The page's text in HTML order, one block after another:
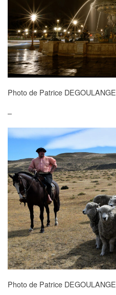
Photo de Patrice DEGOULANGE
–
Photo de Patrice DEGOULANGE